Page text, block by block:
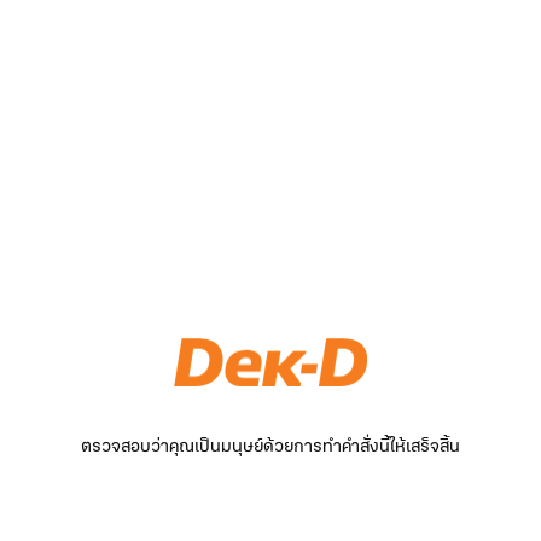
ตรวจสอบว่าคุณเป็นมนุษย์ด้วยการทำคำสั่งนี้ให้เสร็จสิ้น